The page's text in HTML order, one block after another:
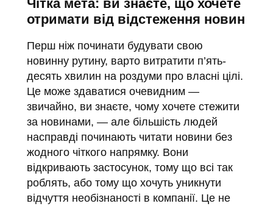
Чітка мета: ви знаєте, що хочете
отримати від відстеження новин
Перш ніж починати будувати свою
новинну рутину, варто витратити п’ять-
десять хвилин на роздуми про власні цілі.
Це може здаватися очевидним —
звичайно, ви знаєте, чому хочете стежити
за новинами, — але більшість людей
насправді починають читати новини без
жодного чіткого напрямку. Вони
відкривають застосунок, тому що всі так
роблять, або тому що хочуть уникнути
відчуття необізнаності в компанії. Це не